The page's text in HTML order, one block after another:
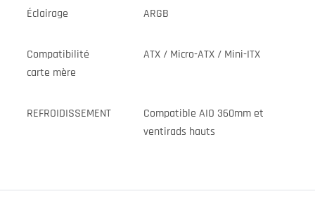
Éclairage ARGB
Compatibilité
carte mère
ATX / Micro-ATX / Mini-ITX
REFROIDISSEMENT
Compatible AIO 360mm et
ventirads hauts